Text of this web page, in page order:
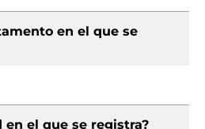
en el que se
en el que se registra?